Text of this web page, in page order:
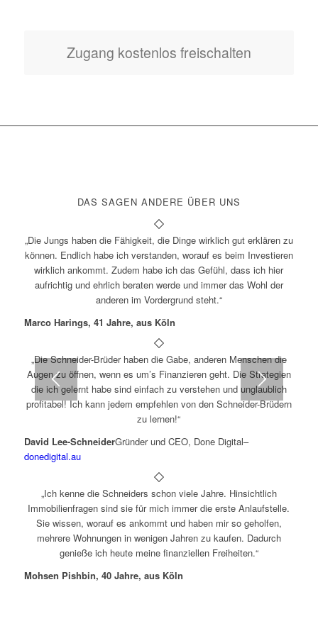
Zugang kostenlos freischalten
DAS SAGEN ANDERE ÜBER UNS
„Die Jungs haben die Fähigkeit, die Dinge wirklich gut erklären zu
können. Endlich habe ich verstanden, worauf es beim Investieren
wirklich ankommt. Zudem habe ich das Gefühl, dass ich hier
aufrichtig und ehrlich beraten werde und immer das Wohl der
anderen im Vordergrund steht.“
Marco Harings, 41 Jahre, aus Köln
„Die Schneider-Brüder haben die Gabe, anderen Menschen die
Augen zu öffnen, wenn es um’s Finanzieren geht. Die Strategien
die ich gelernt habe sind einfach zu verstehen und unglaublich
profitabel! Ich kann jedem empfehlen von den Schneider-Brüdern
zu lernen!“
David Lee-SchneiderGründer und CEO, Done Digital–
donedigital.au
„Ich kenne die Schneiders schon viele Jahre. Hinsichtlich
Immobilienfragen sind sie für mich immer die erste Anlaufstelle.
Sie wissen, worauf es ankommt und haben mir so geholfen,
mehrere Wohnungen in wenigen Jahren zu kaufen. Dadurch
genieße ich heute meine finanziellen Freiheiten.“
Mohsen Pishbin, 40 Jahre, aus Köln